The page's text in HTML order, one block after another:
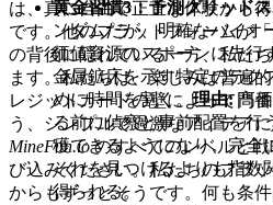
黄金習慣3：予測グリッド
ンダムだが、明確なバイオ
価値資源のスポーンに先行
金属鉱床を示す特定のテク
めに時間を割く。理由:高価
る前に偵察と事前配置を行
穫できるようになり、完全
それを見つけるよりも指数
得られる。
は、真に自由で正直な体験から
です。他のプラットフォームが
の背後に隠れている一方、私た
ます。私たちは、楽しみは普遍
レジットカードの壁によって門
う、シンプルで過激なアイデア
MineFun.ioのすべてのレベルと
び込みください。私たちのプラ
からもずっとそうです。何も条